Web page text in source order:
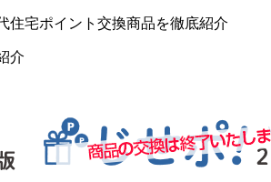
住宅ポイント交換商品を徹底紹介
介